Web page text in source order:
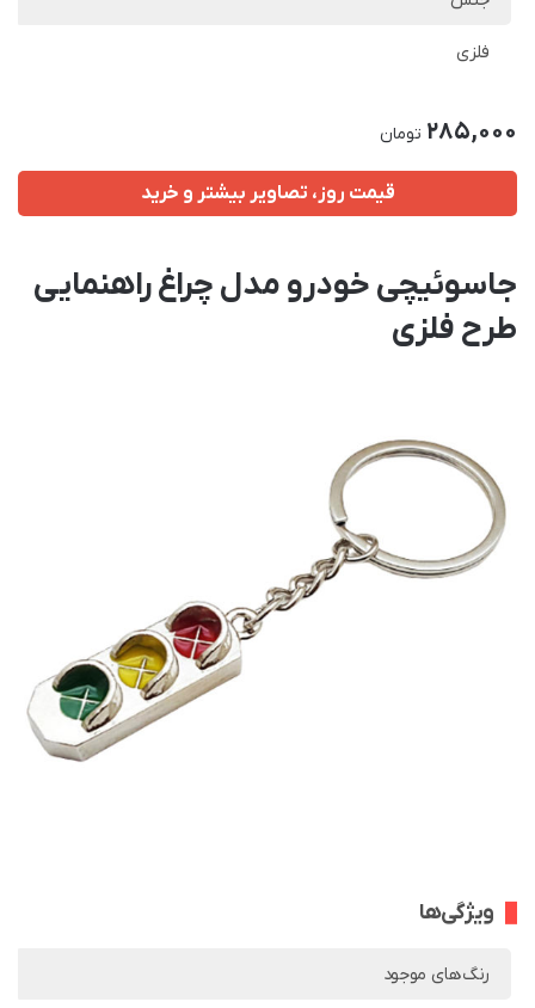
فلزی
285,000 تومان
قیمت روز، تصاویر بیشتر و خرید
جاسوئیچی خودرو مدل چراغ راهنمایی
طرح فلزی
ویژگی‌ها
رنگ‌های موجود